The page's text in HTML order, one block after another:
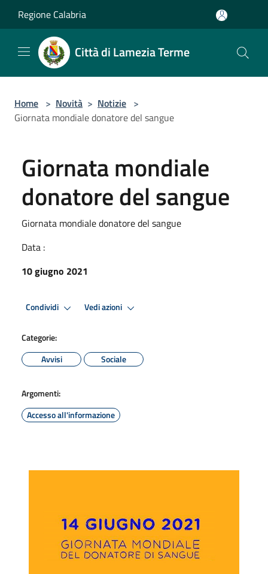
Regione Calabria
Città di Lamezia Terme
Home > Novità > Notizie >
Giornata mondiale donatore del sangue
Giornata mondiale
donatore del sangue
Giornata mondiale donatore del sangue
Data :
10 giugno 2021
Condividi Vedi azioni
Categorie:
Avvisi
Sociale
Argomenti:
Accesso all'informazione